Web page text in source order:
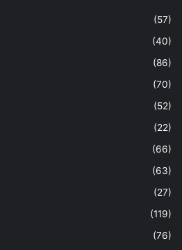
(57)
(40)
(86)
(70)
(52)
(22)
(66)
(63)
(27)
(119)
(76)